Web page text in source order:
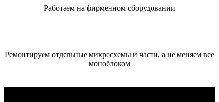
Работаем на фирменном оборудовании
Ремонтируем отдельные микросхемы и части, а не меняем все
моноблоком